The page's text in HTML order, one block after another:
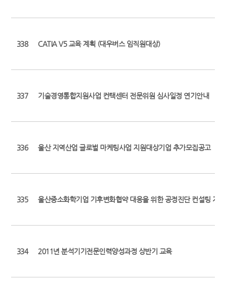
338 CATIA V5 교육 계획 (대우버스 임직원대상)
337 기술경영통합지원사업 컨택센터 전문위원 심사일정 연기안내
336 울산 지역산업 글로벌 마케팅사업 지원대상기업 추가모집공고
335 울산중소화학기업 기후변화협약 대응을 위한 공정진단 컨설팅 지
334 2011년 분석기기전문인력양성과정 상반기 교육